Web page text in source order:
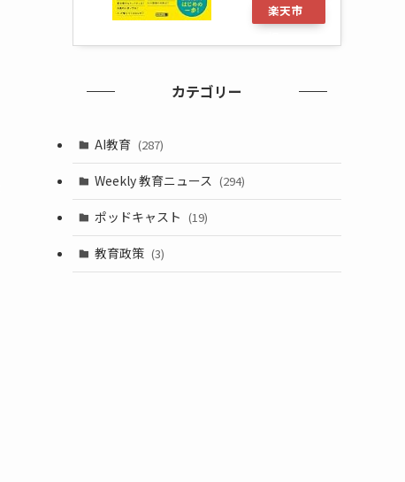
楽天市
カテゴリー
AI教育 (287)
Weekly 教育ニュース (294)
ポッドキャスト (19)
教育政策 (3)